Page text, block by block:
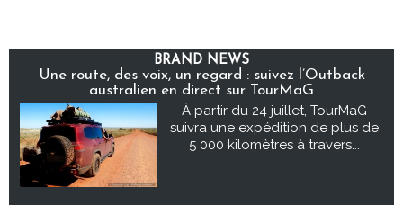
BRAND NEWS
Une route, des voix, un regard : suivez l’Outback
australien en direct sur TourMaG
À partir du 24 juillet, TourMaG
suivra une expédition de plus de
5 000 kilomètres à travers...